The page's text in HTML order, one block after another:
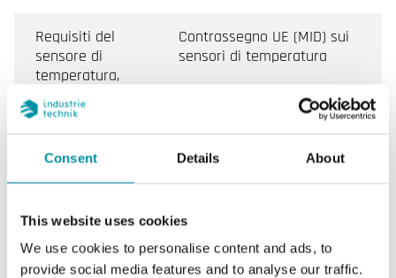
Consent Details About
This website uses cookies
We use cookies to personalise content and ads, to
provide social media features and to analyse our traffic.
Requisiti del
sensore di
temperatura,
misuratore di
calore
Contrassegno UE (MID) sui
sensori di temperatura
Requisiti del
sensore di
misuratore di
raffreddamento
Omologazione nazionale
misuratori di calore. I
requisiti in altri Paesi
possono essere diversi